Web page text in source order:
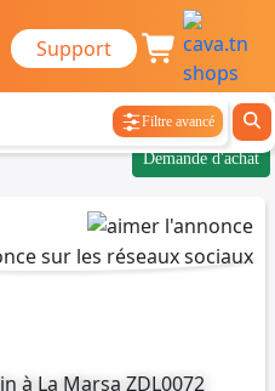
Support
Filtre avancé
Demande d'achat